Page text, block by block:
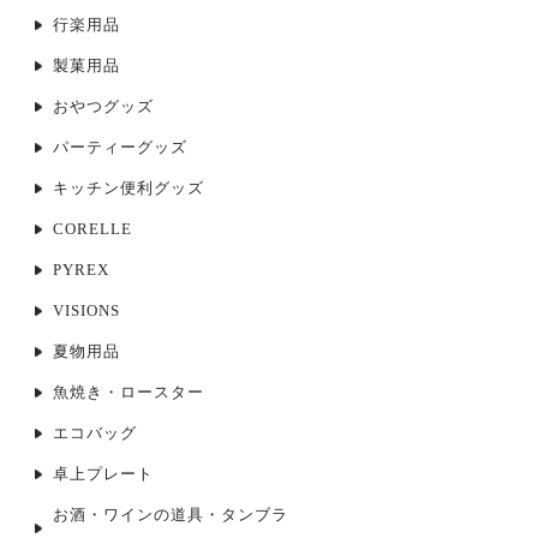
行楽用品
製菓用品
おやつグッズ
パーティーグッズ
キッチン便利グッズ
CORELLE
PYREX
VISIONS
夏物用品
魚焼き・ロースター
エコバッグ
卓上プレート
お酒・ワインの道具・タンブラ